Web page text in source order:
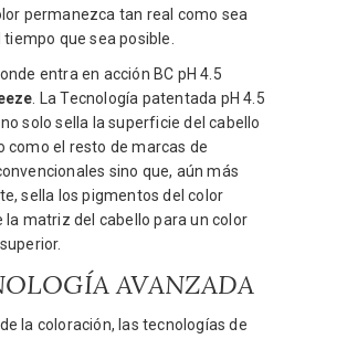
permanezca tan real como sea
que sea posible.
entra en acción BC pH 4.5
. La Tecnología patentada pH 4.5
solo sella la superficie del cabello
como el resto de marcas de
sino que, aún más
sella los pigmentos del color
la matriz del cabello para un color
AVANZADA
la coloración, las tecnologías de